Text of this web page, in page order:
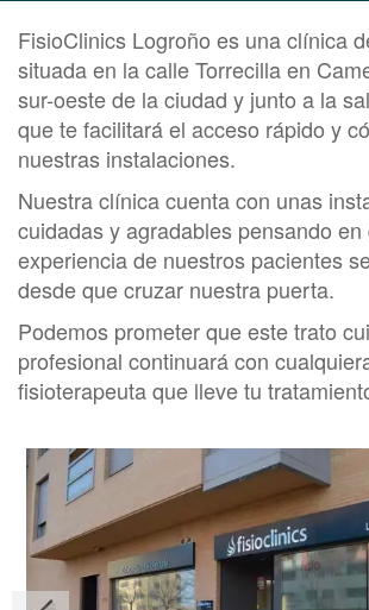
FisioClinics Logroño es una clínica
situada en la calle Torrecilla en
sur-oeste de la ciudad y junto a la
que te facilitará el acceso rápido y
nuestras instalaciones.
Nuestra clínica cuenta con unas
cuidadas y agradables pensando en
experiencia de nuestros pacientes
desde que cruzar nuestra puerta.
Podemos prometer que este trato
profesional continuará con
fisioterapeuta que lleve tu